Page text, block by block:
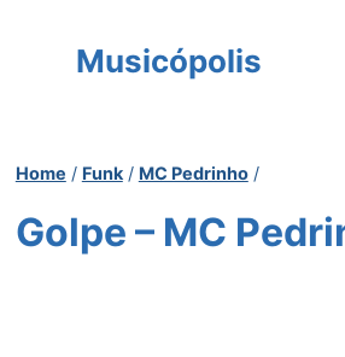
Musicópolis
Home / Funk / MC Pedrinho /
Golpe – MC